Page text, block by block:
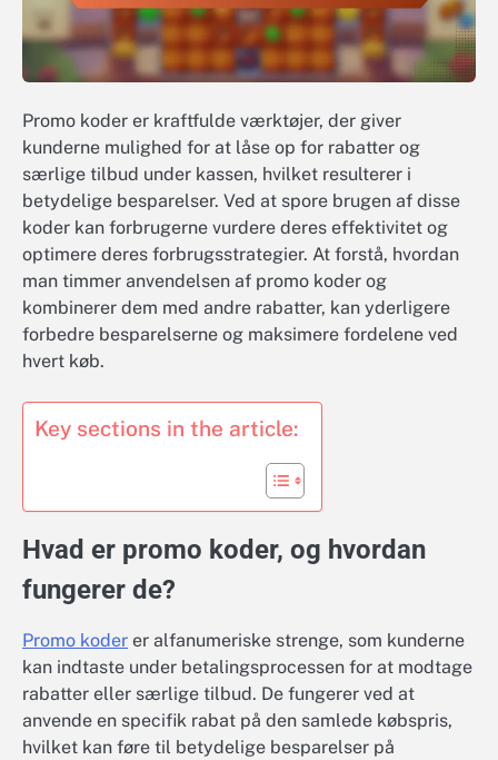
Promo koder er kraftfulde værktøjer, der giver
kunderne mulighed for at låse op for rabatter og
særlige tilbud under kassen, hvilket resulterer i
betydelige besparelser. Ved at spore brugen af disse
koder kan forbrugerne vurdere deres effektivitet og
optimere deres forbrugsstrategier. At forstå, hvordan
man timmer anvendelsen af promo koder og
kombinerer dem med andre rabatter, kan yderligere
forbedre besparelserne og maksimere fordelene ved
hvert køb.
Key sections in the article:
Hvad er promo koder, og hvordan
fungerer de?
Promo koder er alfanumeriske strenge, som kunderne
kan indtaste under betalingsprocessen for at modtage
rabatter eller særlige tilbud. De fungerer ved at
anvende en specifik rabat på den samlede købspris,
hvilket kan føre til betydelige besparelser på